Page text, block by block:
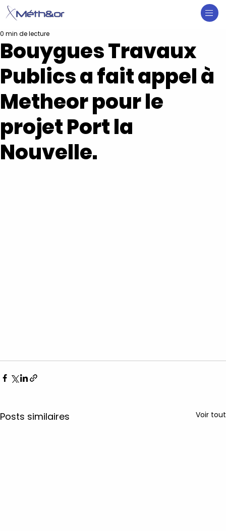
Bouygues Travaux
Publics a fait appel à
Metheor pour le
projet Port la
Nouvelle.
0 min de lecture
Posts similaires Voir tout